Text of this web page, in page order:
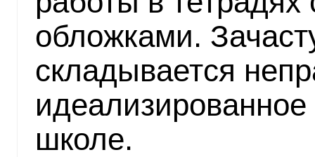
обложками.
складывается
школе.